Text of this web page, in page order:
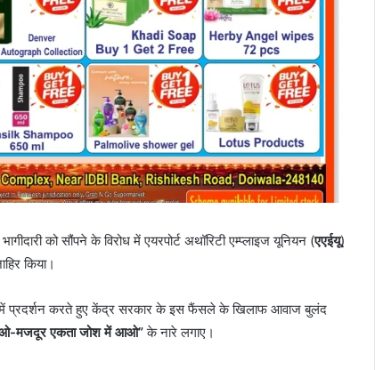
को सौंपने के विरोध में एयरपोर्ट अथॉरिटी एम्प्लाइज यूनियन (एएईयू)
किया।
में प्रदर्शन करते हुए केंद्र सरकार के इस फैंसले के खिलाफ आवाज बुलंद
आओ-मजदूर एकता जोश में आओ”के नारे लगाए।